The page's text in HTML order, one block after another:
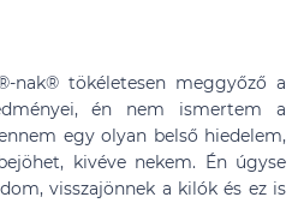
nak® tökéletesen meggyőző a
én nem ismertem a
egy olyan belső hiedelem,
kivéve nekem. Én úgyse
visszajönnek a kilók és ez is